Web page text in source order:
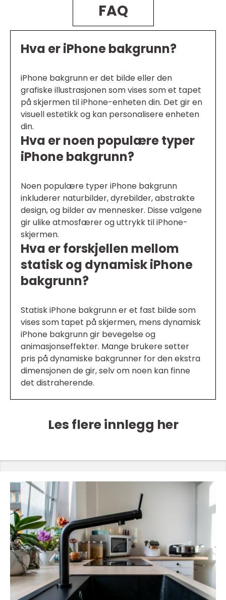
FAQ
Hva er iPhone bakgrunn?
iPhone bakgrunn er det bilde eller den
grafiske illustrasjonen som vises som et tapet
på skjermen til iPhone-enheten din. Det gir en
visuell estetikk og kan personalisere enheten
din.
Hva er noen populære typer
iPhone bakgrunn?
Noen populære typer iPhone bakgrunn
inkluderer naturbilder, dyrebilder, abstrakte
design, og bilder av mennesker. Disse valgene
gir ulike atmosfærer og uttrykk til iPhone-
skjermen.
Hva er forskjellen mellom
statisk og dynamisk iPhone
bakgrunn?
Statisk iPhone bakgrunn er et fast bilde som
vises som tapet på skjermen, mens dynamisk
iPhone bakgrunn gir bevegelse og
animasjonseffekter. Mange brukere setter
pris på dynamiske bakgrunner for den ekstra
dimensjonen de gir, selv om noen kan finne
det distraherende.
Les flere innlegg her